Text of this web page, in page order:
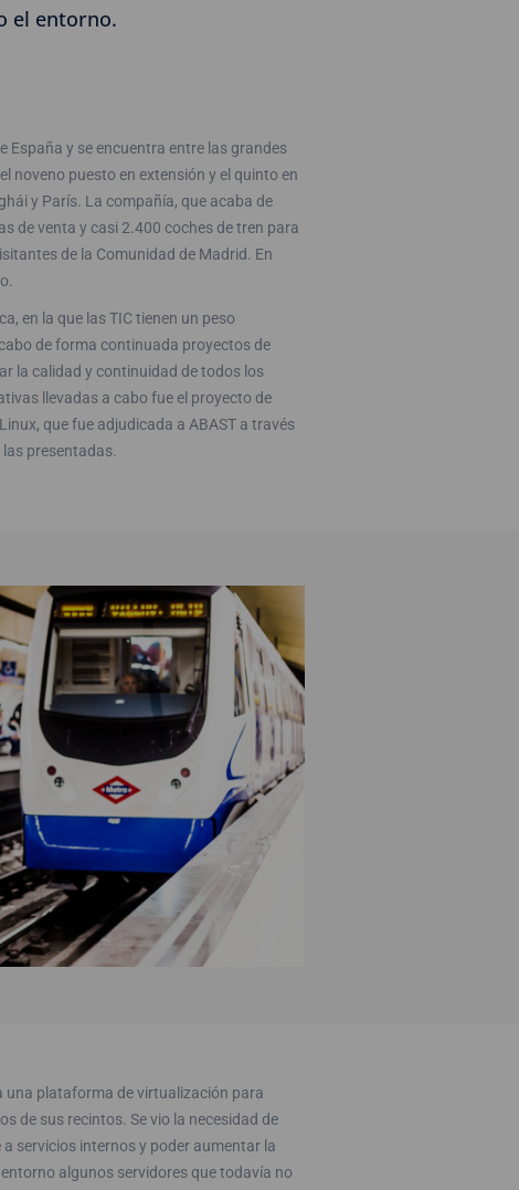
el entorno.
y se encuentra entre las grandes
noveno puesto en extensión y el quinto en
y París. La compañía, que acaba de
de venta y casi 2.400 coches de tren para
de la Comunidad de Madrid. En
en la que las TIC tienen un peso
de forma continuada proyectos de
la calidad y continuidad de todos los
llevadas a cabo fue el proyecto de
que fue adjudicada a ABAST a través
presentadas.
una plataforma de virtualización para
de sus recintos. Se vio la necesidad de
servicios internos y poder aumentar la
algunos servidores que todavía no